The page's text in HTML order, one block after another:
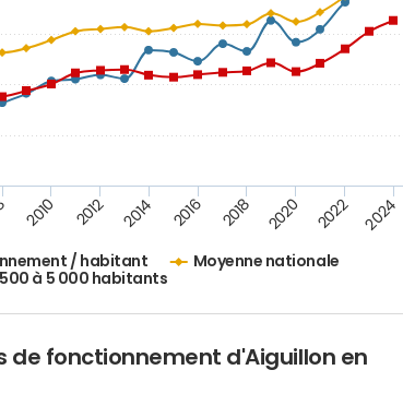
/ habitant
Moyenne nationale
500 à 5 000 habitants
2010 2012 2014 2016 2018 2020 2022 2024
de fonctionnement d'Aiguillon en